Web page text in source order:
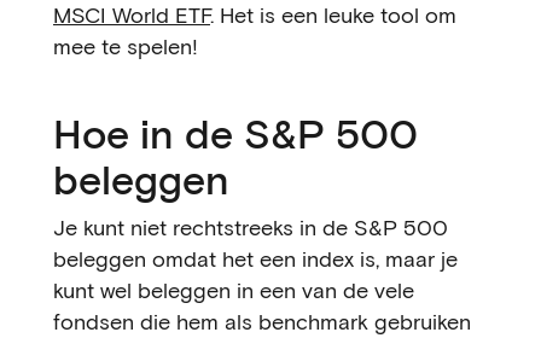
MSCI World ETF. Het is een leuke tool om
mee te spelen!
Hoe in de S&P 500
beleggen
Je kunt niet rechtstreeks in de S&P 500
beleggen omdat het een index is, maar je
kunt wel beleggen in een van de vele
fondsen die hem als benchmark gebruiken